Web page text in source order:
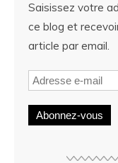
Saisissez votre
ce blog et
article par email.
Abonnez-vous